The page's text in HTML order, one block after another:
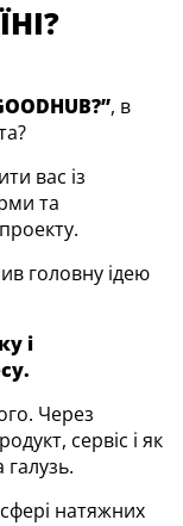
, в
вас із
та
головну ідею
і
Через
сервіс і як
галузь.
натяжних